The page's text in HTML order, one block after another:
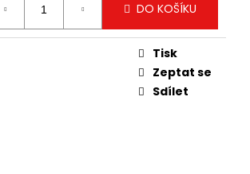
DO KOŠÍKU
Tisk
Zeptat se
Sdílet